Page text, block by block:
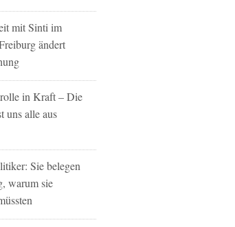
mit Sinti im
ändert
in Kraft – Die
uns alle aus
Sie belegen
warum sie